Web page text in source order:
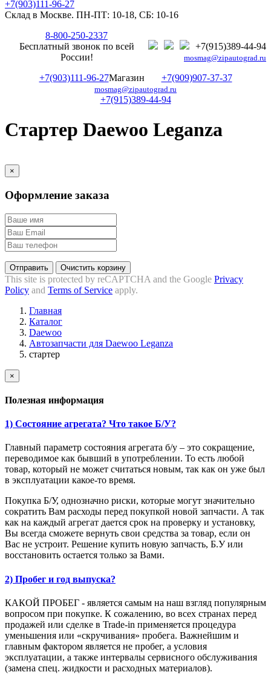
+7(903)111-96-27
Склад в Москве. ПН-ПТ: 10-18, СБ: 10-16
+7(915)389-44-94
mosmag@zipautograd.ru
8-800-250-2337
Бесплатный звонок по всей
России!
+7(903)111-96-27Магазин +7(909)907-37-37
mosmag@zipautograd.ru
+7(915)389-44-94
Стартер Daewoo Leganza
×
Оформление заказа
Отправить Очистить корзину
This site is protected by reCAPTCHA and the Google Privacy
Policy and Terms of Service apply.
Главная
Каталог
Daewoo
Автозапчасти для Daewoo Leganza
стартер
×
Полезная информация
1) Состояние агрегата? Что такое Б/У?
Главный параметр состояния агрегата б/у – это сокращение,
переводимое как бывший в употреблении. То есть любой
товар, который не может считаться новым, так как он уже был
в эксплуатации какое-то время.
Покупка Б/У, однозначно риски, которые могут значительно
сократить Вам расходы перед покупкой новой запчасти. А так
как на каждый агрегат дается срок на проверку и установку,
Вы всегда сможете вернуть свои средства за товар, если он
Вас не устроит. Решение купить новую запчасть, Б.У или
восстановить остается только за Вами.
2) Пробег и год выпуска?
КАКОЙ ПРОБЕГ - является самым на наш взгляд популярным
вопросом при покупке. К сожалению, во всех странах перед
продажей или сделке в Trade-in применяется процедура
уменьшения или «скручивания» пробега. Важнейшим и
главным фактором является не пробег, а условия
эксплуатации, а также интервалы сервисного обслуживания
(замена спец. жидкости и расходных материалов).